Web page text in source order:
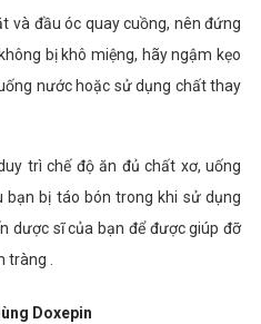
và đầu óc quay cuồng, nên đứng
bị khô miệng, hãy ngậm kẹo
nước hoặc sử dụng chất thay
trì chế độ ăn đủ chất xơ, uống
bạn bị táo bón trong khi sử dụng
​​dược sĩ của bạn để được giúp đỡ
.
Doxepin